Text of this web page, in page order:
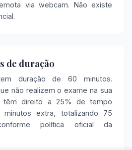
via webcam. Não existe
de duração
duração de 60 minutos.
não realizem o exame na sua
têm direito a 25% de tempo
minutos extra, totalizando 75
política oficial da